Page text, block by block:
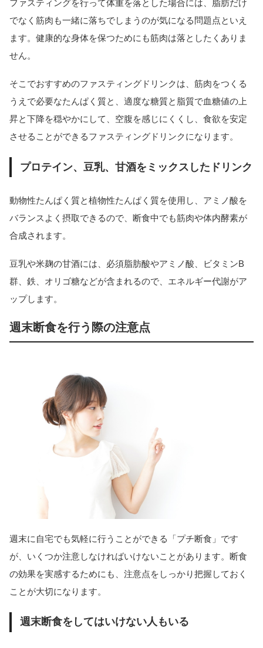
ファスティングを行って体重を落とした場合には、脂肪だけ
でなく筋肉も一緒に落ちでしまうのが気になる問題点といえ
ます。健康的な身体を保つためにも筋肉は落としたくありま
せん。
そこでおすすめのファスティングドリンクは、筋肉をつくる
うえで必要なたんぱく質と、適度な糖質と脂質で血糖値の上
昇と下降を穏やかにして、空腹を感じにくくし、食欲を安定
させることができるファスティングドリンクになります。
プロテイン、豆乳、甘酒をミックスしたドリンク
動物性たんぱく質と植物性たんぱく質を使用し、アミノ酸を
バランスよく摂取できるので、断食中でも筋肉や体内酵素が
合成されます。
豆乳や米麹の甘酒には、必須脂肪酸やアミノ酸、ビタミンB
群、鉄、オリゴ糖などが含まれるので、エネルギー代謝がア
ップします。
週末断食を行う際の注意点
週末に自宅でも気軽に行うことができる「プチ断食」です
が、いくつか注意しなければいけないことがあります。断食
の効果を実感するためにも、注意点をしっかり把握しておく
ことが大切になります。
週末断食をしてはいけない人もいる